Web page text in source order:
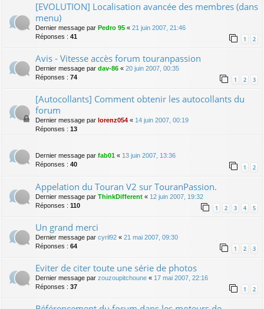
[EVOLUTION] Localisation avancée des membres (dans
menu)
Dernier message par Pedro 95 « 21 juin 2007, 21:46
Réponses : 41 1 2
Avis - Vitesse accès forum touranpassion
Dernier message par dav-86 « 20 juin 2007, 00:35
Réponses : 74 1 2 3
[Autocollants] Comment obtenir les autocollants du
forum
Dernier message par lorenz054 « 14 juin 2007, 00:19
Réponses : 13
Dernier message par fab01 « 13 juin 2007, 13:36
Réponses : 40 1 2
Appelation du Touran V2 sur TouranPassion.
Dernier message par ThinkDifferent « 12 juin 2007, 19:32
Réponses : 110 1 2 3 4 5
Un grand merci
Dernier message par cyril92 « 21 mai 2007, 09:30
Réponses : 64 1 2 3
Eviter de citer toute une série de photos
Dernier message par zouzoupitchoune « 17 mai 2007, 22:16
Réponses : 37 1 2